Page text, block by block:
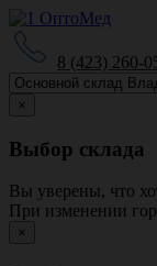
8 (423) 260-
×
Выбор склада
Вы уверены, что
При изменении
×